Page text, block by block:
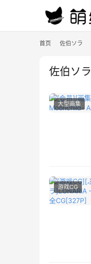
首页 佐伯ソラ
佐伯ソラ
大型画集
游戏CG